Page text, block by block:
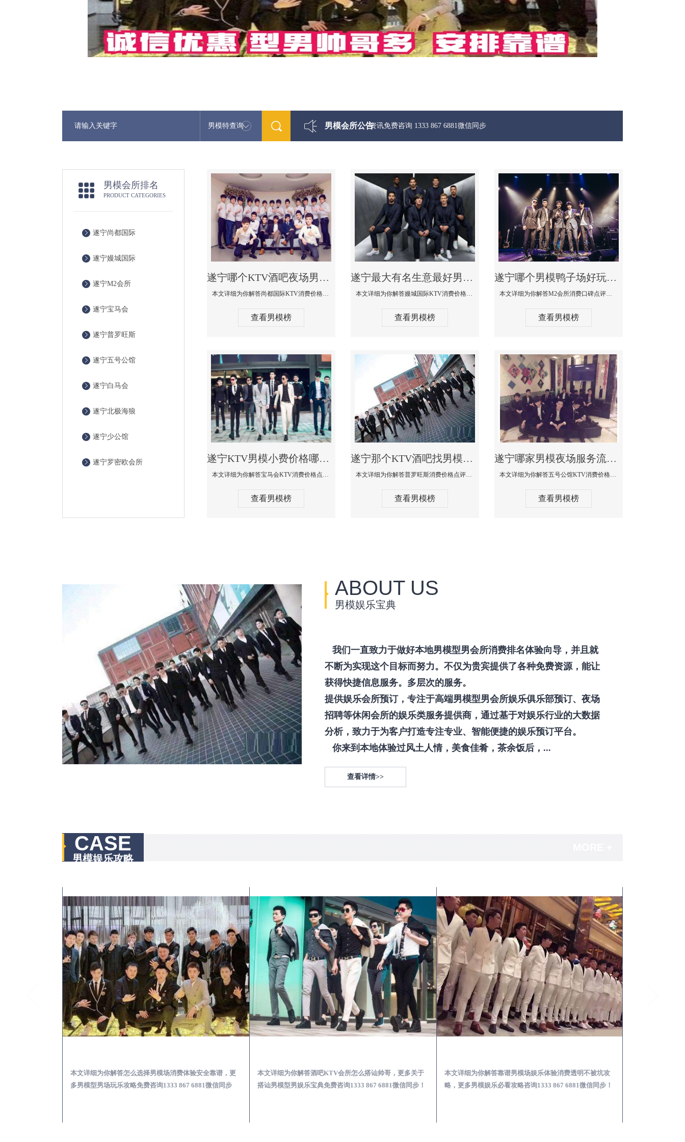
男模特查询 男模会所公告
最新男模娱乐资讯免费咨询 1333 867 6881微信同步
男模会所排名
PRODUCT CATEGORIES
遂宁尚都国际
遂宁嫚城国际
遂宁M2会所
遂宁宝马会
遂宁普罗旺斯
遂宁五号公馆
遂宁白马会
遂宁北极海狼
遂宁少公馆
遂宁罗密欧会所
遂宁哪个KTV酒吧夜场男模公关型男最帅-尚都国际KTV消费价格点评
本文详细为你解答尚都国际KTV消费价格点评，更多关于哪个KTV酒吧夜场男模公关型男最帅免费咨询1333 867 6881微信同步
查看男模榜
遂宁最大有名生意最好男模少爷场KTV体验-嫚城国际KTV消费价格点评
本文详细为你解答嫚城国际KTV消费价格口碑点评，更多关于最大有名生意最好男模少爷场KTV体验免费咨询1333 867 6881微信同步！
查看男模榜
遂宁哪个男模鸭子场好玩陪酒服务好-M2会所KTV消费口碑点评
本文详细为你解答M2会所消费口碑点评，更多关于哪个男模鸭子场好玩陪酒服务好免费咨询1333 867 6881微信同步！
查看男模榜
遂宁KTV男模小费价格哪家便宜-宝马会KTV消费口碑点评
本文详细为你解答宝马会KTV消费价格点评，更多关于KTV男模小费价格哪家便宜免费咨询1333 867 6881微信同步！
查看男模榜
遂宁那个KTV酒吧找男模帅哥男妓多-普罗旺斯KTV真实口碑点评
本文详细为你解答普罗旺斯消费价格点评，更多关于那个KTV酒吧找男模帅哥最多免费咨询1333 867 6881微信同步！
查看男模榜
遂宁哪家男模夜场服务流程全面-五号公馆KTV消费价格点评
本文详细为你解答五号公馆KTV消费价格，更多关于哪家男模夜场服务流程全面免费咨询1333 867 6881微信同步！
查看男模榜
ABOUT US
男模娱乐宝典
我们一直致力于做好本地男模型男会所消费排名体验向导，并且就
不断为实现这个目标而努力。不仅为贵宾提供了各种免费资源，能让
获得快捷信息服务。多层次的服务。
提供娱乐会所预订，专注于高端男模型男会所娱乐俱乐部预订、夜场
招聘等休闲会所的娱乐类服务提供商，通过基于对娱乐行业的大数据
分析，致力于为客户打造专注专业、智能便捷的娱乐预订平台。
你来到本地体验过风土人情，美食佳肴，茶余饭后，...
查看详情>>
CASE
男模娱乐攻略
本文详细为你解答怎么选择男模场消费体验安全靠谱，更
多男模型男场玩乐攻略免费咨询1333 867 6881微信同步
本文详细为你解答酒吧KTV会所怎么搭讪帅哥，更多关于
搭讪男模型男娱乐宝典免费咨询1333 867 6881微信同步！
本文详细为你解答靠谱男模场娱乐体验消费透明不被坑攻
略，更多男模娱乐必看攻略咨询1333 867 6881微信同步！